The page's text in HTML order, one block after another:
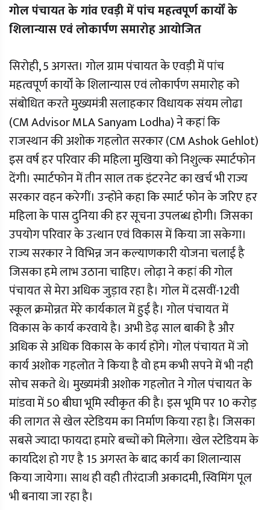
गोल पंचायत के गांव एवड़ी में पांच महत्वपूर्ण कार्यों के
शिलान्यास एवं लोकार्पण समारोह आयोजित
सिरोही, 5 अगस्त। गोल ग्राम पंचायत के एवड़ी में पांच
महत्वपूर्ण कार्यों के शिलान्यास एवं लोकार्पण समारोह को
संबोधित करते मुख्यमंत्री सलाहकार विधायक संयम लोढा
(CM Advisor MLA Sanyam Lodha) ने कहां कि
राजस्थान की अशोक गहलोत सरकार (CM Ashok Gehlot)
इस वर्ष हर परिवार की महिला मुखिया को निशुल्क स्मार्टफोन
देंगी। स्मार्टफोन में तीन साल तक इंटरनेट का खर्च भी राज्य
सरकार वहन करेगीं। उन्होंने कहा कि स्मार्ट फोन के जरिए हर
महिला के पास दुनिया की हर सूचना उपलब्ध होगी। जिसका
उपयोग परिवार के उत्थान एवं विकास में किया जा सकेगा।
राज्य सरकार ने विभिन्न जन कल्याणकारी योजना चलाई है
जिसका हमे लाभ उठाना चाहिए। लोढ़ा ने कहां की गोल
पंचायत से मेरा अधिक जुड़ाव रहा है। गोल में दसवीं-12वी
स्कूल क्रमोन्नत मेरे कार्यकाल में हुई है। गोल पंचायत में
विकास के कार्य करवाये है। अभी डेढ़ साल बाकी है और
अधिक से अधिक विकास के कार्य होंगे। गोल पंचायत में जो
कार्य अशोक गहलोत ने किया है वो हम कभी सपने में भी नही
सोच सकते थे। मुख्यमंत्री अशोक गहलोत ने गोल पंचायत के
मांडवा में 50 बीघा भूमि स्वीकृत की है। इस भूमि पर 10 करोड़
की लागत से खेल स्टेडियम का निर्माण किया रहा है। जिसका
सबसे ज्यादा फायदा हमारे बच्चों को मिलेगा। खेल स्टेडियम के
कार्यादेश हो गए है 15 अगस्त के बाद कार्य का शिलान्यास
किया जायेगा। साथ ही वही तीरंदाजी अकादमी, स्विमिंग पूल
भी बनाया जा रहा है।